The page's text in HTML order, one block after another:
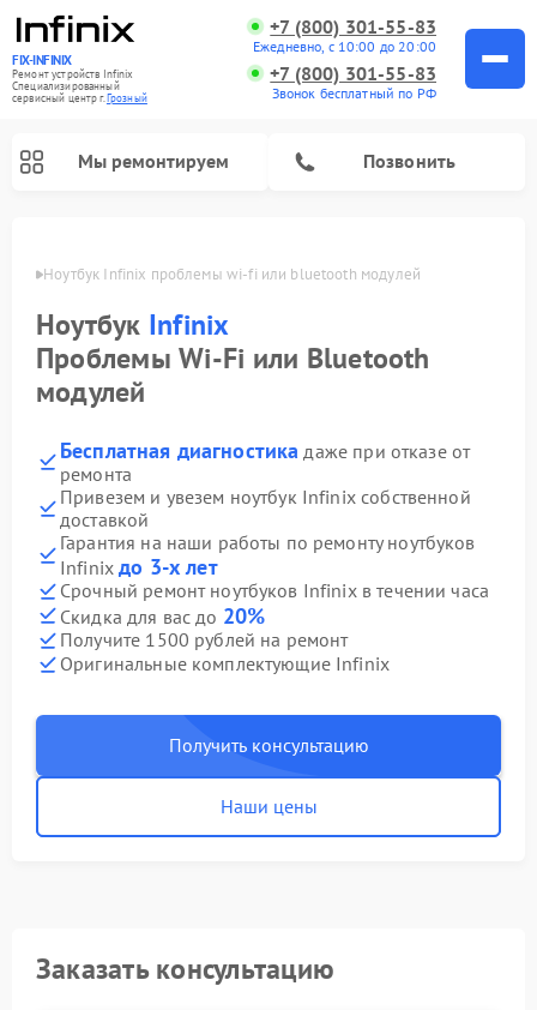
FIX-INFINIX
Ремонт устройств Infinix
Специализированный
cервисный центр г.Грозный
+7 (800) 301-55-83
Ежедневно, с 10:00 до 20:00
+7 (800) 301-55-83
Звонок бесплатный по РФ
Мы ремонтируем Позвонить
Ноутбук Infinix проблемы wi‑fi или bluetooth модулей
Ноутбук Infinix
Проблемы Wi‑Fi или Bluetooth
модулей
Бесплатная диагностика даже при отказе от
ремонта
Привезем и увезем ноутбук Infinix собственной
доставкой
Гарантия на наши работы по ремонту ноутбуков
Infinixдо 3-х лет
Срочный ремонт ноутбуков Infinix в течении часа
Скидка для вас до 20%
Получите 1500 рублей на ремонт
Оригинальные комплектующие Infinix
Получить консультацию
Наши цены
Заказать консультацию